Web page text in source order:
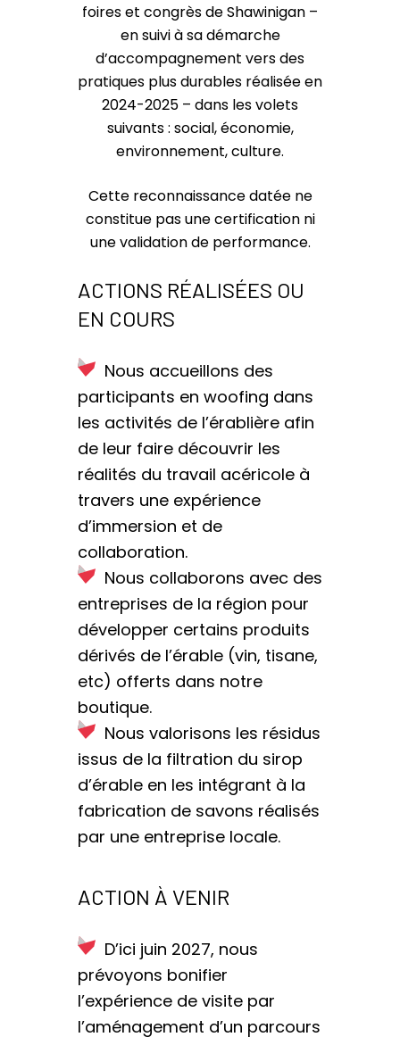
foires et congrès de Shawinigan –
en suivi à sa démarche
d’accompagnement vers des
pratiques plus durables réalisée en
2024-2025 – dans les volets
suivants : social, économie,
environnement, culture.
Cette reconnaissance datée ne
constitue pas une certification ni
une validation de performance.
ACTIONS RÉALISÉES OU
EN COURS
Nous accueillons des
participants en woofing dans
les activités de l’érablière afin
de leur faire découvrir les
réalités du travail acéricole à
travers une expérience
d’immersion et de
collaboration.
Nous collaborons avec des
entreprises de la région pour
développer certains produits
dérivés de l’érable (vin, tisane,
etc) offerts dans notre
boutique.
Nous valorisons les résidus
issus de la filtration du sirop
d’érable en les intégrant à la
fabrication de savons réalisés
par une entreprise locale.
ACTION À VENIR
D’ici juin 2027, nous
prévoyons bonifier
l’expérience de visite par
l’aménagement d’un parcours